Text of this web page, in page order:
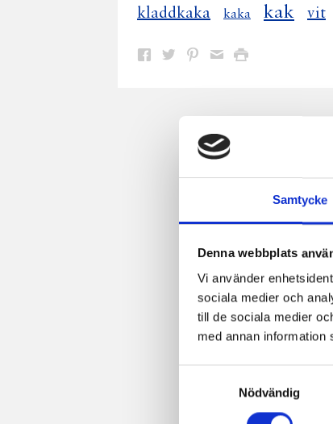
Samtycke
Denna webbplats
Vi använder
sociala medier och
till de sociala medier
med annan information
Nödvändig
kladdkaka kaka kak vit
Dela Dela Dela DelaSkriv